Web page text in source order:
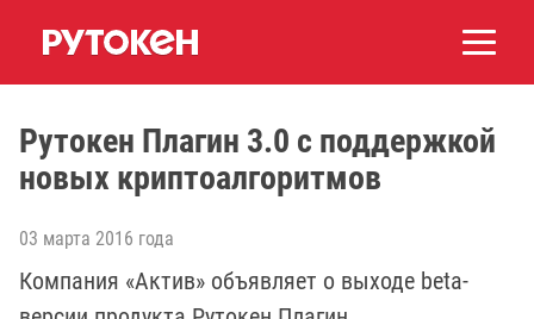
Рутокен Плагин 3.0 с поддержкой
новых криптоалгоритмов
03 марта 2016 года
Компания «Актив» объявляет о выходе beta-